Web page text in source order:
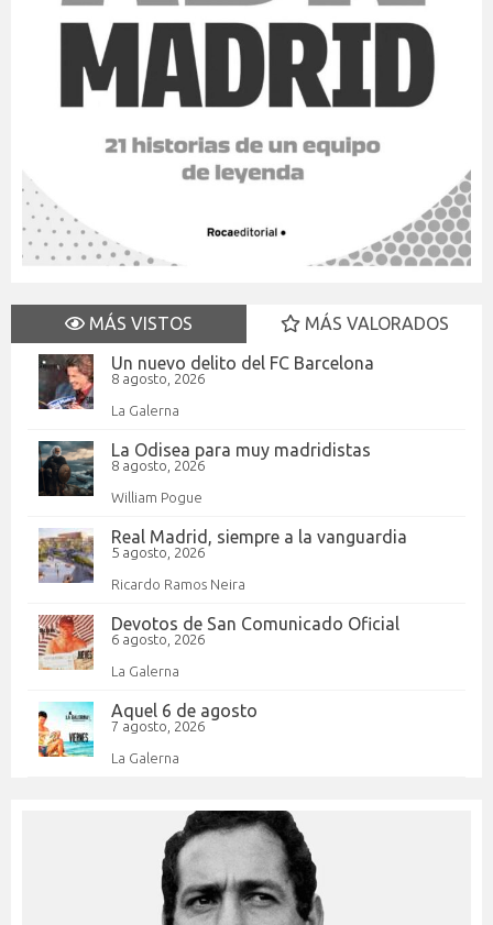
MÁS VISTOS
MÁS VALORADOS
Un nuevo delito del FC Barcelona
8 agosto, 2026
La Galerna
La Odisea para muy madridistas
8 agosto, 2026
William Pogue
Real Madrid, siempre a la vanguardia
5 agosto, 2026
Ricardo Ramos Neira
Devotos de San Comunicado Oficial
6 agosto, 2026
La Galerna
Aquel 6 de agosto
7 agosto, 2026
La Galerna